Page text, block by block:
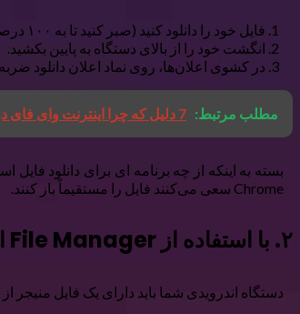
فایل خود را دانلود کنید (صبر کنید تا به ۱۰۰ درصد برسد).
انگشت خود را از بالای دستگاه به پایین بکشید.
در کشوی اعلان‌ها، روی نماد اعلان دانلود ضربه
مطلب مرتبط: 7 دلیل که چرا اینترنت وای فای در گوشی شما کند می شود
بسته به اینکه از چه برنامه ای برای دانلود فایل
Chrome سعی می‌کنند فایل را مستقیماً باز کنند.
۲. با استفاده از File Manager از پیش نصب شده فایل های دانلود شده را پیدا کنید
دستگاه اندرویدی شما باید دارای یک فایل منیجر